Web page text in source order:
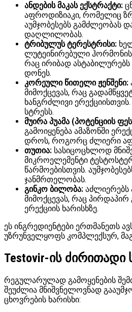
ანდების მაკას ექსტრაქტი:
აფროდიზიაკი, რომელიც
აუმჯობესებს გამძლეობას
დაღლილობას.
ტრიბულუს ტერესტრისი:
ლუტეინირებული ჰორმონის
რაც ირიბად
დონეს.
კორეული წითელი ჟენშენი:
მიმოქცევას, რაც
ხანგრძლივი
სტრესს.
მუირა პუამა (პოტენციის
გამოიყენება ამაზონში
დროს, როგორც ძლიერი
თუთია: სასიცოცხლოდ
მიკროელემენტი
წარმოებისთვის.
ჯანმრთელობას.
გინკო ბილობა:
მიმოქცევას, რაც პირდაპირ
ერექციის ხარისხზე.
ეს ინგრედიენტები ერთმანეთს
უზრუნველყოფს კომპლექსურ,
Testovir-ის
რეგულარულად გამოყენების
შეუძლია მნიშვნელოვნად
ცხოვრების ხარისხი: